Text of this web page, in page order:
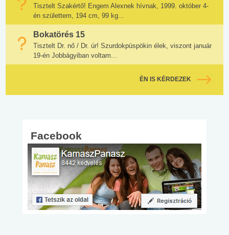
Tisztelt Szakértő! Engem Alexnek hívnak, 1999. október 4-
én születtem, 194 cm, 99 kg...
Bokatörés 15
Tisztelt Dr. nő / Dr. úr! Szurdokpüspökin élek, viszont január
19-én Jobbágyiban voltam...
ÉN IS KÉRDEZEK
Facebook